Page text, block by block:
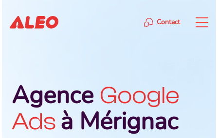
Contact
Agence Google
Ads à Mérignac